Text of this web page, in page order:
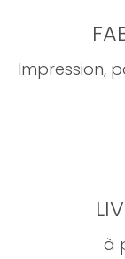
Impression,
à